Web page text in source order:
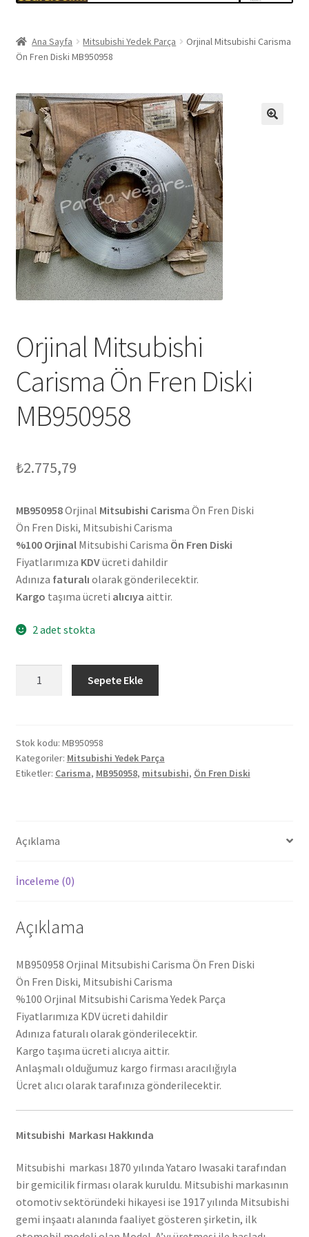
Ana Sayfa Mitsubishi Yedek Parça
Orjinal Mitsubishi Carisma
Ön Fren Diski MB950958
Orjinal Mitsubishi
Carisma Ön Fren Diski
MB950958
₺2.775,79
MB950958Orjinal Mitsubishi Carisma Ön Fren Diski
Ön Fren Diski, Mitsubishi Carisma
%100 OrjinalMitsubishi Carisma Ön Fren Diski
Fiyatlarımıza KDVücreti dahildir
Adınıza faturalı olarak gönderilecektir.
Kargo taşıma ücreti alıcıya aittir.
2 adet stokta
Fren
Diski
MB950958
Sepete Ekle
Stok kodu: MB950958
Kategoriler: Mitsubishi Yedek Parça
Etiketler: Carisma, MB950958, mitsubishi, Ön Fren Diski
Açıklama
İnceleme (0)
Açıklama
MB950958 Orjinal Mitsubishi Carisma Ön Fren Diski
Ön Fren Diski, Mitsubishi Carisma
%100 Orjinal Mitsubishi Carisma Yedek Parça
Fiyatlarımıza KDV ücreti dahildir
Adınıza faturalı olarak gönderilecektir.
Kargo taşıma ücreti alıcıya aittir.
Anlaşmalı olduğumuz kargo firması aracılığıyla
Ücret alıcı olarak tarafınıza gönderilecektir.
Mitsubishi Markası Hakkında
Mitsubishi markası 1870 yılında Yataro Iwasaki tarafından
bir gemicilik firması olarak kuruldu. Mitsubishi markasının
otomotiv sektöründeki hikayesi ise 1917 yılında Mitsubishi
gemi inşaatı alanında faaliyet gösteren şirketin, ilk